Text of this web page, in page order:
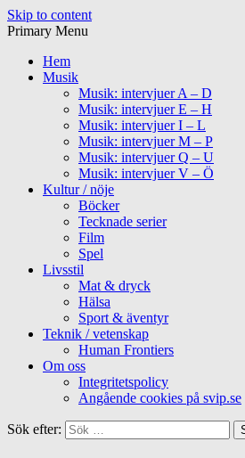
Skip to content
Primary Menu
Hem
Musik
Musik: intervjuer A – D
Musik: intervjuer E – H
Musik: intervjuer I – L
Musik: intervjuer M – P
Musik: intervjuer Q – U
Musik: intervjuer V – Ö
Kultur / nöje
Böcker
Tecknade serier
Film
Spel
Livsstil
Mat & dryck
Hälsa
Sport & äventyr
Teknik / vetenskap
Human Frontiers
Om oss
Integritetspolicy
Angående cookies på svip.se
Sök efter: